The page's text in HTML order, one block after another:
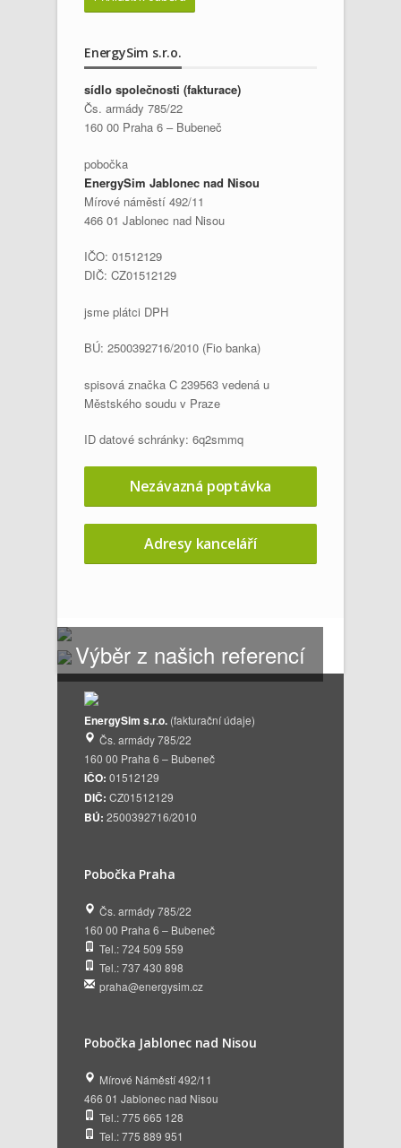
EnergySim s.r.o.
sídlo společnosti (fakturace)
Čs. armády 785/22
160 00 Praha 6 – Bubeneč
pobočka
EnergySim Jablonec nad Nisou
Mírové náměstí 492/11
466 01 Jablonec nad Nisou
IČO: 01512129
DIČ: CZ01512129
jsme plátci DPH
BÚ: 2500392716/2010 (Fio banka)
spisová značka C 239563 vedená u
Městského soudu v Praze
ID datové schránky: 6q2smmq
Nezávazná poptávka
Adresy kanceláří
Výběr z našich referencí
EnergySim s.r.o. (fakturační údaje)
Čs. armády 785/22
160 00 Praha 6 – Bubeneč
IČO: 01512129
DIČ: CZ01512129
BÚ: 2500392716/2010
Pobočka Praha
Čs. armády 785/22
160 00 Praha 6 – Bubeneč
Tel.: 724 509 559
Tel.: 737 430 898
praha@energysim.cz
Pobočka Jablonec nad Nisou
Mírové Náměstí 492/11
466 01 Jablonec nad Nisou
Tel.: 775 665 128
Tel.: 775 889 951